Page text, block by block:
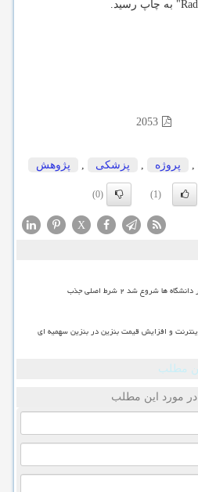
2053
, پروژه , پزشكی , پژوهش
(1)
(0)
X
شروع شد ۲ شرط اصلی جذب
و افزایش قیمت بنزین در بنزین سهمیه ای
مطلب
مورد این مطلب